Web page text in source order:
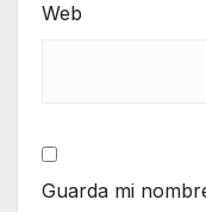
Web
Guarda mi